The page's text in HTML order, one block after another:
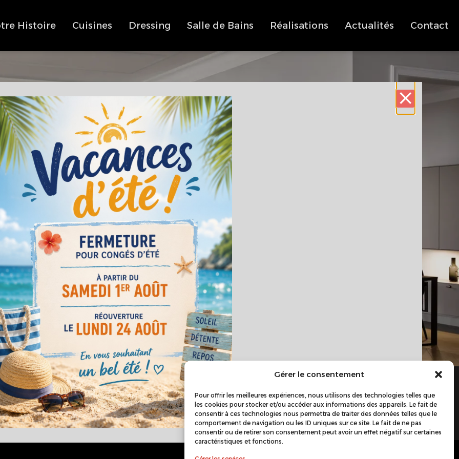
Gérer le consentement
Pour offrir les meilleures expériences, nous utilisons des technologies telles que
les cookies pour stocker et/ou accéder aux informations des appareils. Le fait de
consentir à ces technologies nous permettra de traiter des données telles que le
comportement de navigation ou les ID uniques sur ce site. Le fait de ne pas
consentir ou de retirer son consentement peut avoir un effet négatif sur certaines
caractéristiques et fonctions.
Histoire Cuisines Dressing Salle de Bains Réalisations Actualités Contact
Cuisines Perret,
Cuisiniste et spécialiste de
intérieur à Lagnieu
⨯